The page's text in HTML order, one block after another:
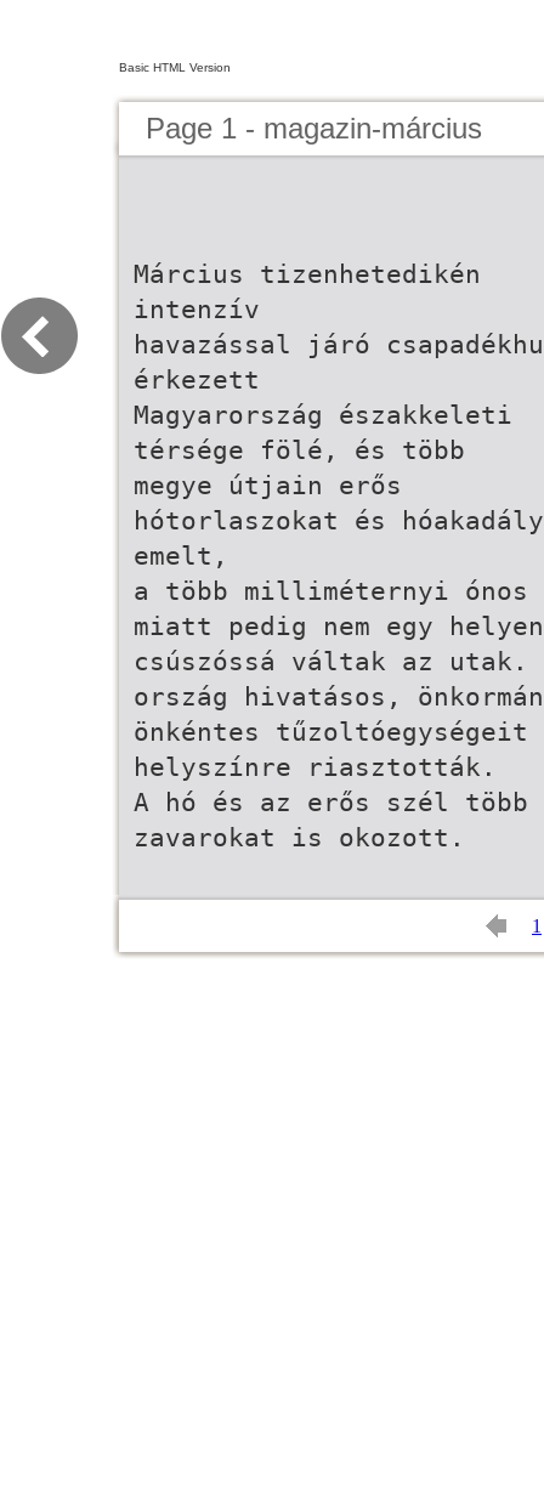
Basic HTML Version
Page 1 - magazin-március
Március tizenhetedikén
intenzív
havazással járó
érkezett
Magyarország északkeleti
térsége fölé, és több
megye útjain erős
hótorlaszokat és
emelt,
a több milliméternyi ónos
miatt pedig nem egy helyen
csúszóssá váltak az utak.
ország hivatásos,
önkéntes
helyszínre riasztották.
A hó és az erős szél több
zavarokat is okozott.
1